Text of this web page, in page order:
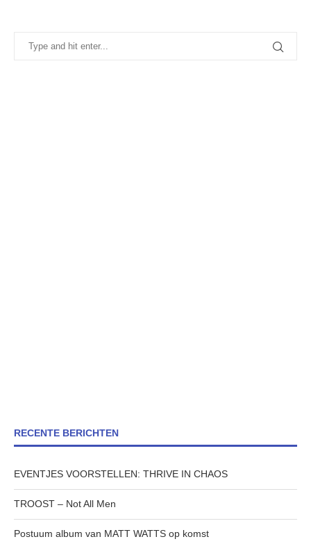
RECENTE BERICHTEN
EVENTJES VOORSTELLEN: THRIVE IN CHAOS
TROOST – Not All Men
Postuum album van MATT WATTS op komst